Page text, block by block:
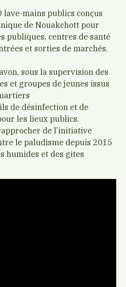
lave-mains publics conçus
de Nouakchott pour
publiques, centres de santé
et sorties de marchés,
sous la supervision des
et groupes de jeunes issus
de désinfection et de
les lieux publics.
de l’initiative
le paludisme depuis 2015
humides et des gites